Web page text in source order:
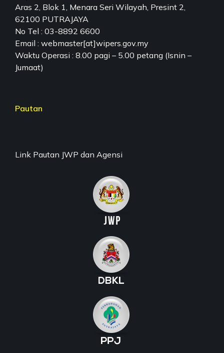
Aras 2, Blok 1, Menara Seri Wilayah, Presint 2,
62100 PUTRAJAYA
No Tel : 03-8892 6600
Email : webmaster[at]wipers.gov.my
Waktu Operasi : 8.00 pagi – 5.00 petang (Isnin –
Jumaat)
Pautan
Link Pautan JWP dan Agensi